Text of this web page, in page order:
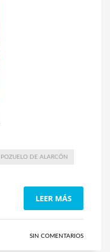
DE ALARCÓN
LEER MÁS
SIN COMENTARIOS